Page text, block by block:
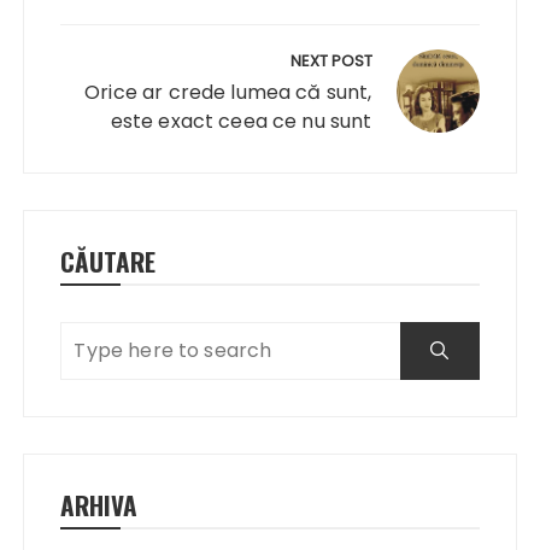
NEXT POST
Orice ar crede lumea că sunt,
este exact ceea ce nu sunt
CĂUTARE
ARHIVA